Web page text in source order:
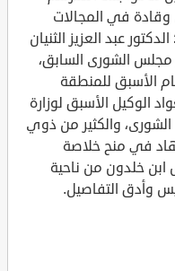
في المجالات
عبد العزيز الثنيان
مجلس الشورى السابق،
الأسبق للمنطقة
الوكيل الأسبق لوزارة
والكثير من ذوي
في منح خلاصة
خلدون من ناحية
وأدق التفاصيل.